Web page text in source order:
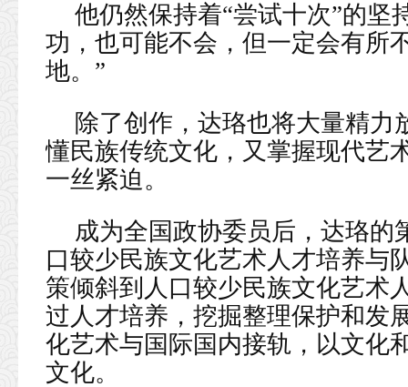
他仍然保持着“尝试十次”的坚
功，也可能不会，但一定会有所
地。”
除了创作，达珞也将大量精力
懂民族传统文化，又掌握现代艺
一丝紧迫。
成为全国政协委员后，达珞的
口较少民族文化艺术人才培养与
策倾斜到人口较少民族文化艺术
过人才培养，挖掘整理保护和发
化艺术与国际国内接轨，以文化
文化。